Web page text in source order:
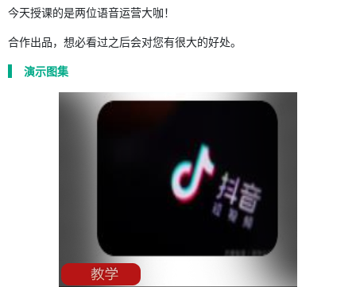
今天授课的是两位语音运营大咖！
合作出品，想必看过之后会对您有很大的好处。
演示图集